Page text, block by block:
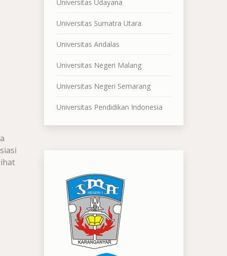
Universitas Udayana
Universitas Sumatra Utara
Universitas Andalas
Universitas Negeri Malang
Universitas Negeri Semarang
Universitas Pendidikan Indonesia